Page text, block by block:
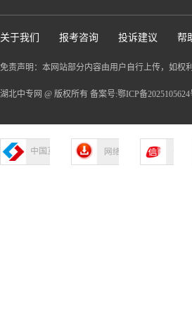
关于我们 报考咨询 投诉建议 帮
免责声明：本网站部分内容由用户自行上传，如权
湖北中专网 @ 版权所有 备案号:鄂ICP备